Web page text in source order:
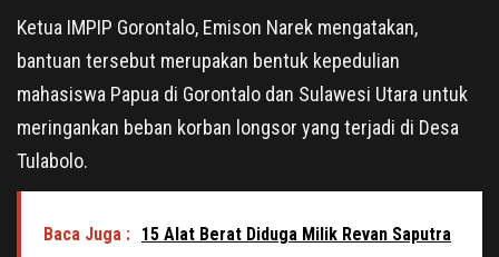
Ketua IMPIP Gorontalo, Emison Narek mengatakan,
bantuan tersebut merupakan bentuk kepedulian
mahasiswa Papua di Gorontalo dan Sulawesi Utara untuk
meringankan beban korban longsor yang terjadi di Desa
Tulabolo.
Baca Juga : 15 Alat Berat Diduga Milik Revan Saputra